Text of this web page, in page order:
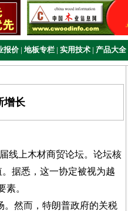
报价 | 地板专栏 | 实用技术 | 产品大全
增长
线上木材商贸论坛。论坛核
据悉，这一协定被视为越
。
。然而，特朗普政府的关税